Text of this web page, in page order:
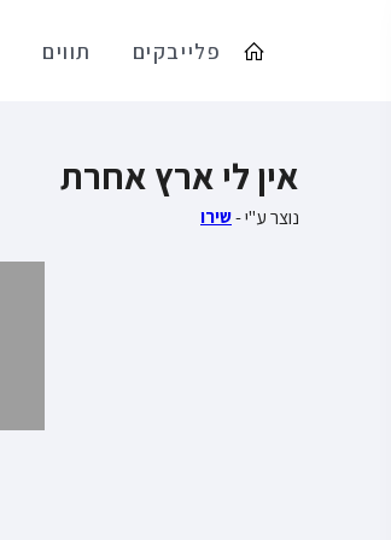
פלייבקים תווים
אין לי ארץ אחרת
נוצר ע"י -שירו